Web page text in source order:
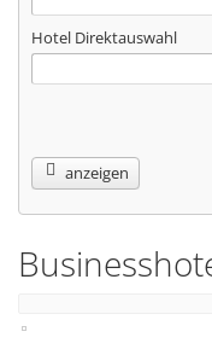
Hotel Direktauswahl
anzeigen